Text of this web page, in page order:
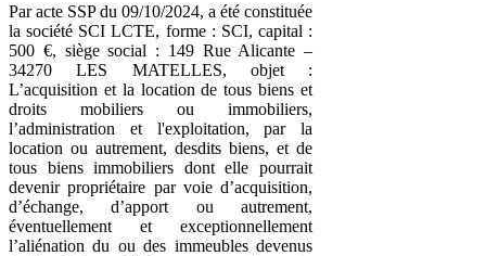
Par acte SSP du 09/10/2024, a été constituée
la société SCI LCTE, forme : SCI, capital :
500 €, siège social : 149 Rue Alicante –
34270 LES MATELLES, objet :
L’acquisition et la location de tous biens et
droits mobiliers ou immobiliers,
l’administration et l'exploitation, par la
location ou autrement, desdits biens, et de
tous biens immobiliers dont elle pourrait
devenir propriétaire par voie d’acquisition,
d’échange, d’apport ou autrement,
éventuellement et exceptionnellement
l’aliénation du ou des immeubles devenus